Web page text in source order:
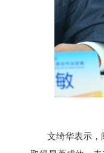
文绮华表示，